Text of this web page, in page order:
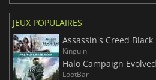
JEUX POPULAIRES
Assassin's Creed Black
Kinguin
Halo Campaign Evolved
LootBar